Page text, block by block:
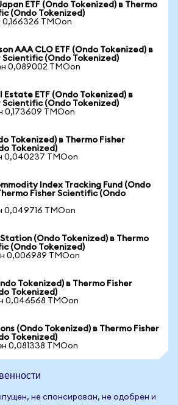
ETF (Ondo Tokenized) в Thermo
(Ondo Tokenized)
0,166326 TMOon
AAA CLO ETF (Ondo Tokenized) в
Scientific (Ondo Tokenized)
0,089002 TMOon
Estate ETF (Ondo Tokenized) в
Scientific (Ondo Tokenized)
0,173609 TMOon
Tokenized) в Thermo Fisher
Tokenized)
0,040237 TMOon
Index Tracking Fund (Ondo
Fisher Scientific (Ondo
0,049716 TMOon
(Ondo Tokenized) в Thermo
(Ondo Tokenized)
0,006989 TMOon
Tokenized) в Thermo Fisher
Tokenized)
0,046568 TMOon
(Ondo Tokenized) в Thermo Fisher
Tokenized)
0,081338 TMOon
не спонсирован, не одобрен и